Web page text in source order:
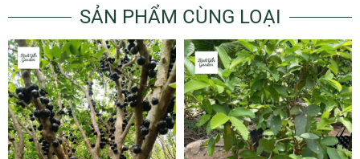
SẢN PHẨM CÙNG LOẠI